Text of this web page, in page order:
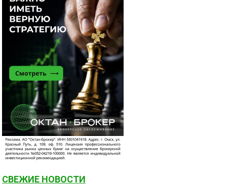
СВЕЖИЕ НОВОСТИ